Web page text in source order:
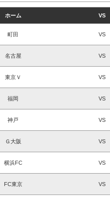
ホーム VS
町田 VS
名古屋 VS
東京Ｖ VS
福岡 VS
神戸 VS
Ｇ大阪 VS
横浜FC VS
FC東京 VS